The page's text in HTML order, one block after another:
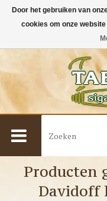
Producten
Davidoff
Door het gebruiken van
cookies om onze